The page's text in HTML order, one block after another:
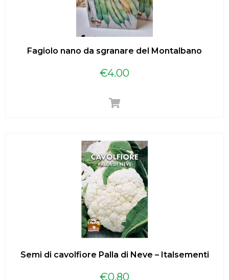
Fagiolo nano da sgranare del Montalbano
€4.00
Semi di cavolfiore Palla di Neve – Italsementi
€0.80